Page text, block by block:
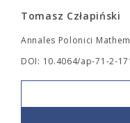
Tomasz Człapiński
Annales Polonici
DOI: 10.4064/ap-71-2-